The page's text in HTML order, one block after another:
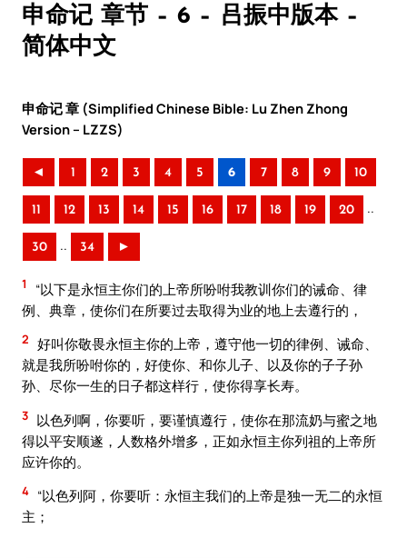
申命记 章节 – 6 – 吕振中版本 –
简体中文
申命记 章 (Simplified Chinese Bible: Lu Zhen Zhong
Version – LZZS)
◄ 1 2 3 4 5 6 7 8 9 10
11 12 13 14 15 16 17 18 19 20 ..
30 .. 34 ►
1
“以下是永恒主你们的上帝所吩咐我教训你们的诫命、律
例、典章，使你们在所要过去取得为业的地上去遵行的，
2 好叫你敬畏永恒主你的上帝，遵守他一切的律例、诫命、
就是我所吩咐你的，好使你、和你儿子、以及你的子子孙
孙、尽你一生的日子都这样行，使你得享长寿。
3 以色列啊，你要听，要谨慎遵行，使你在那流奶与蜜之地
得以平安顺遂，人数格外增多，正如永恒主你列祖的上帝所
应许你的。
4 “以色列阿，你要听：永恒主我们的上帝是独一无二的永恒
主；